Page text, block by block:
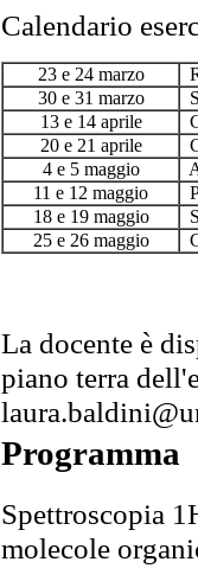
Calendario
23 e 24 marzo
30 e 31 marzo
13 e 14 aprile
20 e 21 aprile
4 e 5 maggio
11 e 12 maggio
18 e 19 maggio
25 e 26 maggio
La docente è
piano terra
Programma
Spettroscopia
molecole